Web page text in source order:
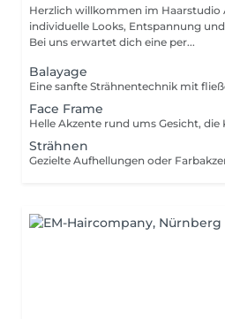
Herzlich willkommen im Haarstudio Alper
individuelle Looks, Entspannung
Bei uns erwartet dich eine per...
Balayage
Face Frame
Strähnen